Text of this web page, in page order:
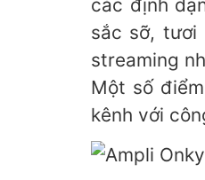
các định
sắc sỡ, tươi
streaming
Một số
kênh với